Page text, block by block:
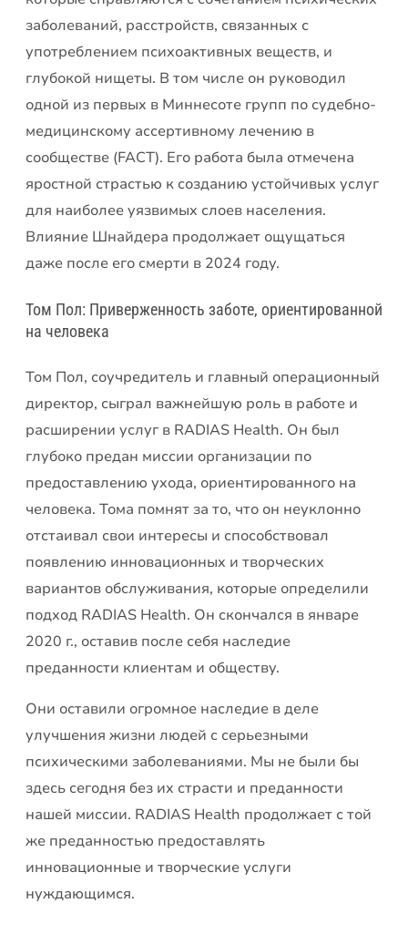
заболеваний, расстройств, связанных с
употреблением психоактивных веществ, и
глубокой нищеты. В том числе он руководил
одной из первых в Миннесоте групп по судебно-
медицинскому ассертивному лечению в
сообществе (FACT). Его работа была отмечена
яростной страстью к созданию устойчивых услуг
для наиболее уязвимых слоев населения.
Влияние Шнайдера продолжает ощущаться
даже после его смерти в 2024 году.
Том Пол: Приверженность заботе, ориентированной
на человека
Том Пол, соучредитель и главный операционный
директор, сыграл важнейшую роль в работе и
расширении услуг в RADIAS Health. Он был
глубоко предан миссии организации по
предоставлению ухода, ориентированного на
человека. Тома помнят за то, что он неуклонно
отстаивал свои интересы и способствовал
появлению инновационных и творческих
вариантов обслуживания, которые определили
подход RADIAS Health. Он скончался в январе
2020 г., оставив после себя наследие
преданности клиентам и обществу.
Они оставили огромное наследие в деле
улучшения жизни людей с серьезными
психическими заболеваниями. Мы не были бы
здесь сегодня без их страсти и преданности
нашей миссии. RADIAS Health продолжает с той
же преданностью предоставлять
инновационные и творческие услуги
нуждающимся.